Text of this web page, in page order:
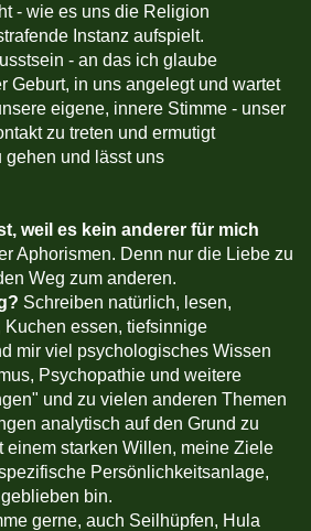
- wie es uns die Religion
Instanz aufspielt.
- an das ich glaube
Geburt, in uns angelegt und wartet
eigene, innere Stimme - unser
zu treten und ermutigt
gehen und lässt uns
weil es kein anderer für mich
Aphorismen. Denn nur die Liebe zu
Weg zum anderen.
Schreiben natürlich, lesen,
essen, tiefsinnige
mir viel psychologisches Wissen
Psychopathie und weitere
und zu vielen anderen Themen
analytisch auf den Grund zu
einem starken Willen, meine Ziele
Persönlichkeitsanlage,
bin.
gerne, auch Seilhüpfen, Hula